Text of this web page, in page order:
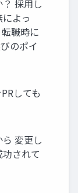
採用し
よっ
職時に
のポイ
しても
変更し
されて